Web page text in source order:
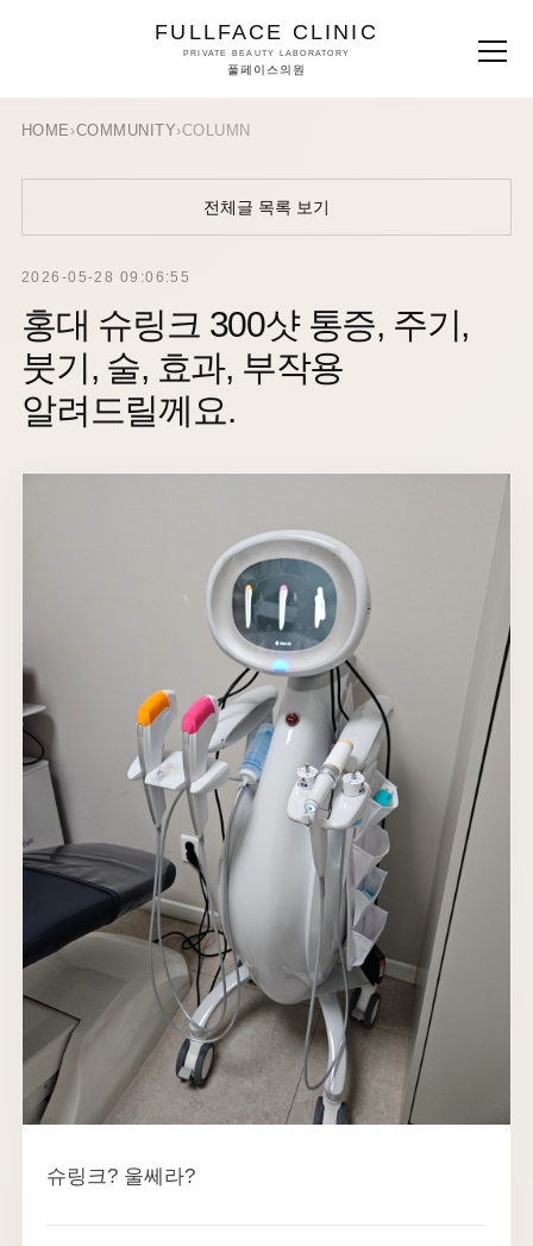
FULLFACE CLINIC
PRIVATE BEAUTY LABORATORY
풀페이스의원
HOME ›COMMUNITY›COLUMN
전체글 목록 보기
2026-05-28 09:06:55
홍대 슈링크 300샷 통증, 주기,
붓기, 술, 효과, 부작용
알려드릴께요.
슈링크? 울쎄라?